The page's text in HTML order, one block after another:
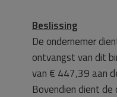
Beslissing
De ondernemer
ontvangst van dit
van € 447,39 aan
Bovendien dient de